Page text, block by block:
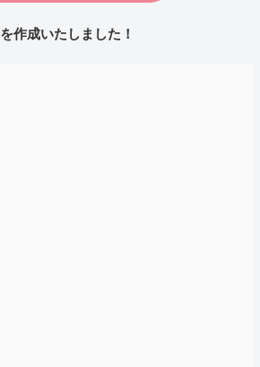
を作成いたしました！